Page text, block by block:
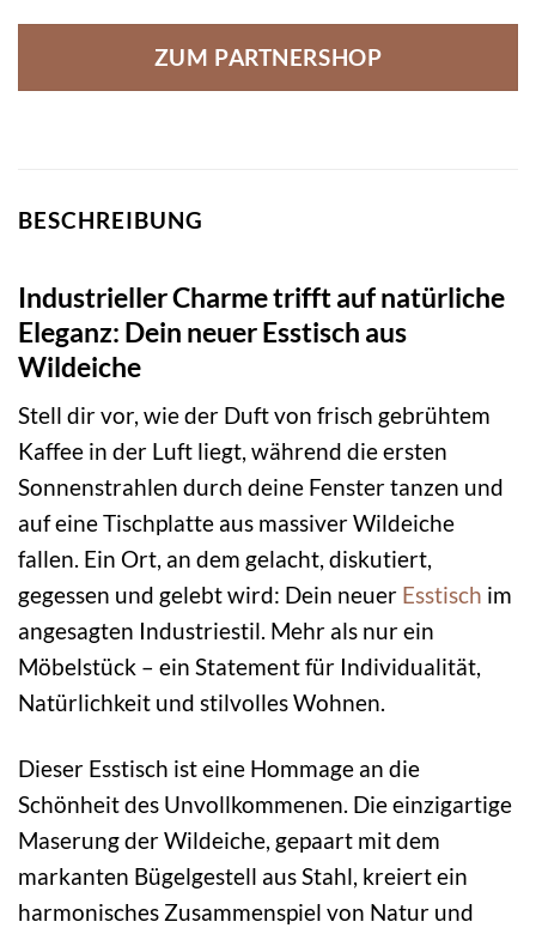
ZUM PARTNERSHOP
BESCHREIBUNG
Industrieller Charme trifft auf natürliche
Eleganz: Dein neuer Esstisch aus
Wildeiche
Stell dir vor, wie der Duft von frisch gebrühtem
Kaffee in der Luft liegt, während die ersten
Sonnenstrahlen durch deine Fenster tanzen und
auf eine Tischplatte aus massiver Wildeiche
fallen. Ein Ort, an dem gelacht, diskutiert,
gegessen und gelebt wird: Dein neuer Esstisch im
angesagten Industriestil. Mehr als nur ein
Möbelstück – ein Statement für Individualität,
Natürlichkeit und stilvolles Wohnen.
Dieser Esstisch ist eine Hommage an die
Schönheit des Unvollkommenen. Die einzigartige
Maserung der Wildeiche, gepaart mit dem
markanten Bügelgestell aus Stahl, kreiert ein
harmonisches Zusammenspiel von Natur und